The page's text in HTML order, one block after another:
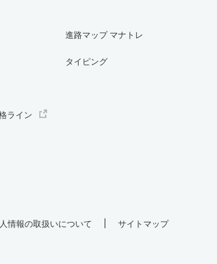
ライン
進路マップ マナトレ
タイピング
情報の取扱いについて サイトマップ